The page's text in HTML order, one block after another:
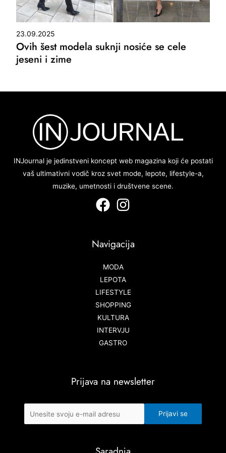
23.09.2025
Ovih šest modela suknji nosiće se cele
jeseni i zime
INJournal je jedinstveni koncept web magazina koji će postati
vaš ultimativni vodič kroz svet mode, lepote, lifestyle-a,
muzike, umetnosti i društvene scene.
Navigacija
MODA
LEPOTA
LIFESTYLE
SHOPPING
KULTURA
INTERVJU
GASTRO
Prijava na newsletter